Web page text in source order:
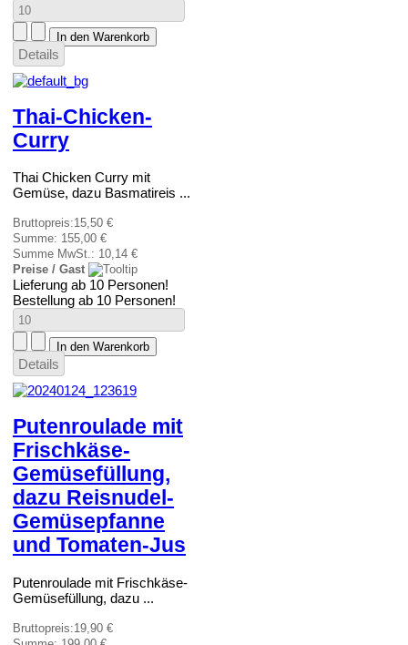
Details
Thai-Chicken-
Curry
Thai Chicken Curry mit
Gemüse, dazu Basmatireis ...
Bruttopreis:15,50 €
Summe: 155,00 €
Summe MwSt.: 10,14 €
Preise / Gast
Lieferung ab 10 Personen!
Bestellung ab 10 Personen!
Details
Putenroulade mit
Frischkäse-
Gemüsefüllung,
dazu Reisnudel-
Gemüsepfanne
und Tomaten-Jus
Putenroulade mit Frischkäse-
Gemüsefüllung, dazu ...
Bruttopreis:19,90 €